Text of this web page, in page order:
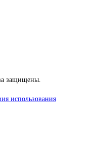
защищены.
использования